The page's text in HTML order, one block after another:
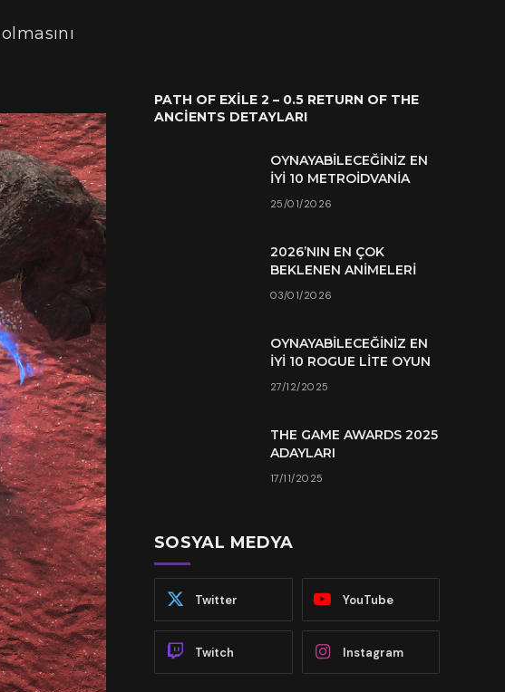
PATH OF EXILE 2 – 0.5 RETURN OF THE
ANCIENTS DETAYLARI
OYNAYABILECEĞINIZ EN
İYI 10 METROIDVANIA
25/01/2026
2026’NIN EN ÇOK
BEKLENEN ANIMELERI
03/01/2026
OYNAYABILECEĞINIZ EN
İYI 10 ROGUE LITE OYUN
27/12/2025
THE GAME AWARDS 2025
ADAYLARI
17/11/2025
SOSYAL MEDYA
Twitter YouTube
Twitch Instagram